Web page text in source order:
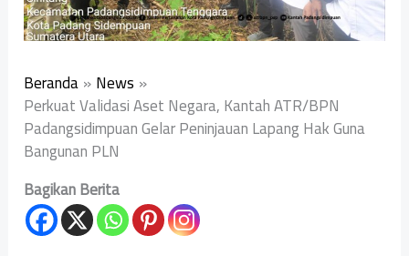
Beranda News
Perkuat Validasi Aset Negara, Kantah ATR/BPN
Padangsidimpuan Gelar Peninjauan Lapang Hak Guna
Bangunan PLN
Bagikan Berita